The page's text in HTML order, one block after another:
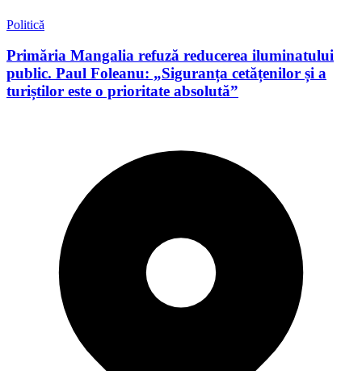
Politică
Primăria Mangalia refuză reducerea iluminatului
public. Paul Foleanu: „Siguranța cetățenilor și a
turiștilor este o prioritate absolută”